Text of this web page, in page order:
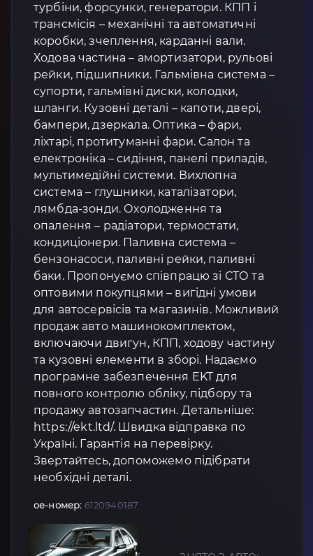
турбіни, форсунки, генератори. КПП і
трансмісія – механічні та автоматичні
коробки, зчеплення, карданні вали.
Ходова частина – амортизатори, рульові
рейки, підшипники. Гальмівна система –
супорти, гальмівні диски, колодки,
шланги. Кузовні деталі – капоти, двері,
бампери, дзеркала. Оптика – фари,
ліхтарі, протитуманні фари. Салон та
електроніка – сидіння, панелі приладів,
мультимедійні системи. Вихлопна
система – глушники, каталізатори,
лямбда-зонди. Охолодження та
опалення – радіатори, термостати,
кондиціонери. Паливна система –
бензонасоси, паливні рейки, паливні
баки. Пропонуємо співпрацю зі СТО та
оптовими покупцями – вигідні умови
для автосервісів та магазинів. Можливий
продаж авто машинокомплектом,
включаючи двигун, КПП, ходову частину
та кузовні елементи в зборі. Надаємо
програмне забезпечення EKT для
повного контролю обліку, підбору та
продажу автозапчастин. Детальніше:
https://ekt.ltd/. Швидка відправка по
Україні. Гарантія на перевірку.
Звертайтесь, допоможемо підібрати
необхідні деталі.
oe-номер: 6120940187